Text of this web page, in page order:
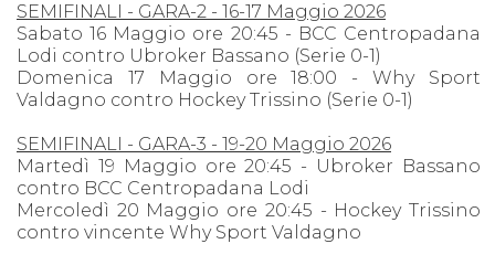
SEMIFINALI - GARA-2 - 16-17 Maggio 2026
Sabato 16 Maggio ore 20:45 - BCC Centropadana
Lodi contro Ubroker Bassano (Serie 0-1)
Domenica 17 Maggio ore 18:00 - Why Sport
Valdagno contro Hockey Trissino (Serie 0-1)
SEMIFINALI - GARA-3 - 19-20 Maggio 2026
Martedì 19 Maggio ore 20:45 - Ubroker Bassano
contro BCC Centropadana Lodi
Mercoledì 20 Maggio ore 20:45 - Hockey Trissino
contro vincente Why Sport Valdagno